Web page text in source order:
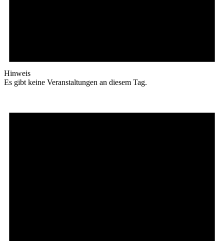
Hinweis
Es gibt keine Veranstaltungen an diesem Tag.